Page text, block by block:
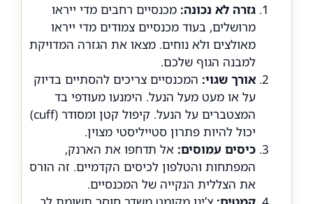
גזרה לא נכונה: מכנסיים רחבים מדי ייראו
מרושלים, בעוד מכנסיים צמודים מדי ייראו
מאולצים ולא נוחים. מצאו את הגזרה המדויקת
למבנה הגוף שלכם.
אורך שגוי: המכנסיים צריכים להסתיים בדיוק
על או מעט מעל הנעל. הימנעו מעודפי בד
המצטברים על הנעל. קיפול קטן ומסודר (cuff)
יכול להיות פתרון סטייליסטי מצוין.
כיסים עמוסים: אל תדחפו את הארנק,
המפתחות והטלפון לכיסים הקדמיים. זה הורס
את הצללית הנקייה של המכנסיים.